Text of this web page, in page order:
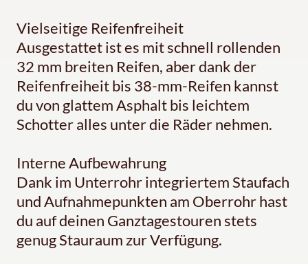
Vielseitige Reifenfreiheit
Ausgestattet ist es mit schnell rollenden
32 mm breiten Reifen, aber dank der
Reifenfreiheit bis 38-mm-Reifen kannst
du von glattem Asphalt bis leichtem
Schotter alles unter die Räder nehmen.
Interne Aufbewahrung
Dank im Unterrohr integriertem Staufach
und Aufnahmepunkten am Oberrohr hast
du auf deinen Ganztagestouren stets
genug Stauraum zur Verfügung.